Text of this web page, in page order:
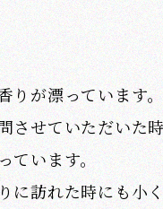
りが漂っています。
させていただいた
ています。
に訪れた時にも小